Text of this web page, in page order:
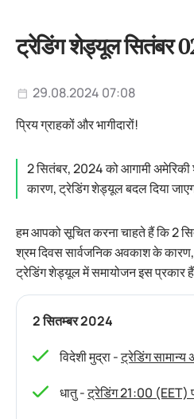
ट्रेडिंग शेड्यूल सितंबर
29.08.2024 07:08
प्रिय ग्राहकों और भागीदारों!
2 सितंबर, 2024 को आगामी
कारण, ट्रेडिंग शेड्यूल बदल दिया
हम आपको सूचित करना चाहते हैं कि 2
श्रम दिवस सार्वजनिक अवकाश के कारण,
ट्रेडिंग शेड्यूल में समायोजन इस प्रकार
2 सितम्बर 2024
विदेशी मुद्रा -ट्रेडिंग
धातु -ट्रेडिंग 21:00 (EET)